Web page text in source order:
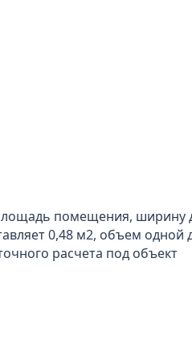
помещения, ширину
0,48 м2, объем одной
расчета под объект